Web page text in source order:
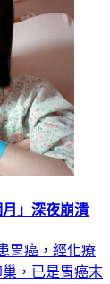
」深夜崩潰
胃癌，經化療
，已是胃癌末